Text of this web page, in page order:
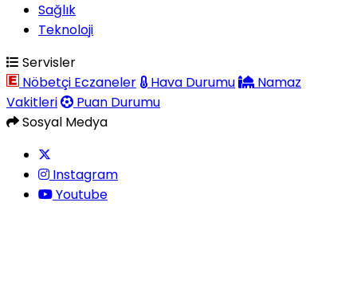
Sağlık
Teknoloji
Servisler
Nöbetçi Eczaneler
Hava Durumu
Namaz
Vakitleri
Puan Durumu
Sosyal Medya
Instagram
Youtube